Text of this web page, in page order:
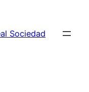
Sociedad